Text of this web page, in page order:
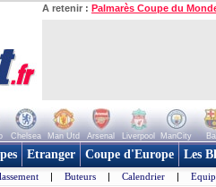
A retenir : Palmarès Coupe du
Chelsea Man Utd Arsenal Liverpool ManCity
Etranger Coupe d'Europe Les
| Buteurs | Calendrier |